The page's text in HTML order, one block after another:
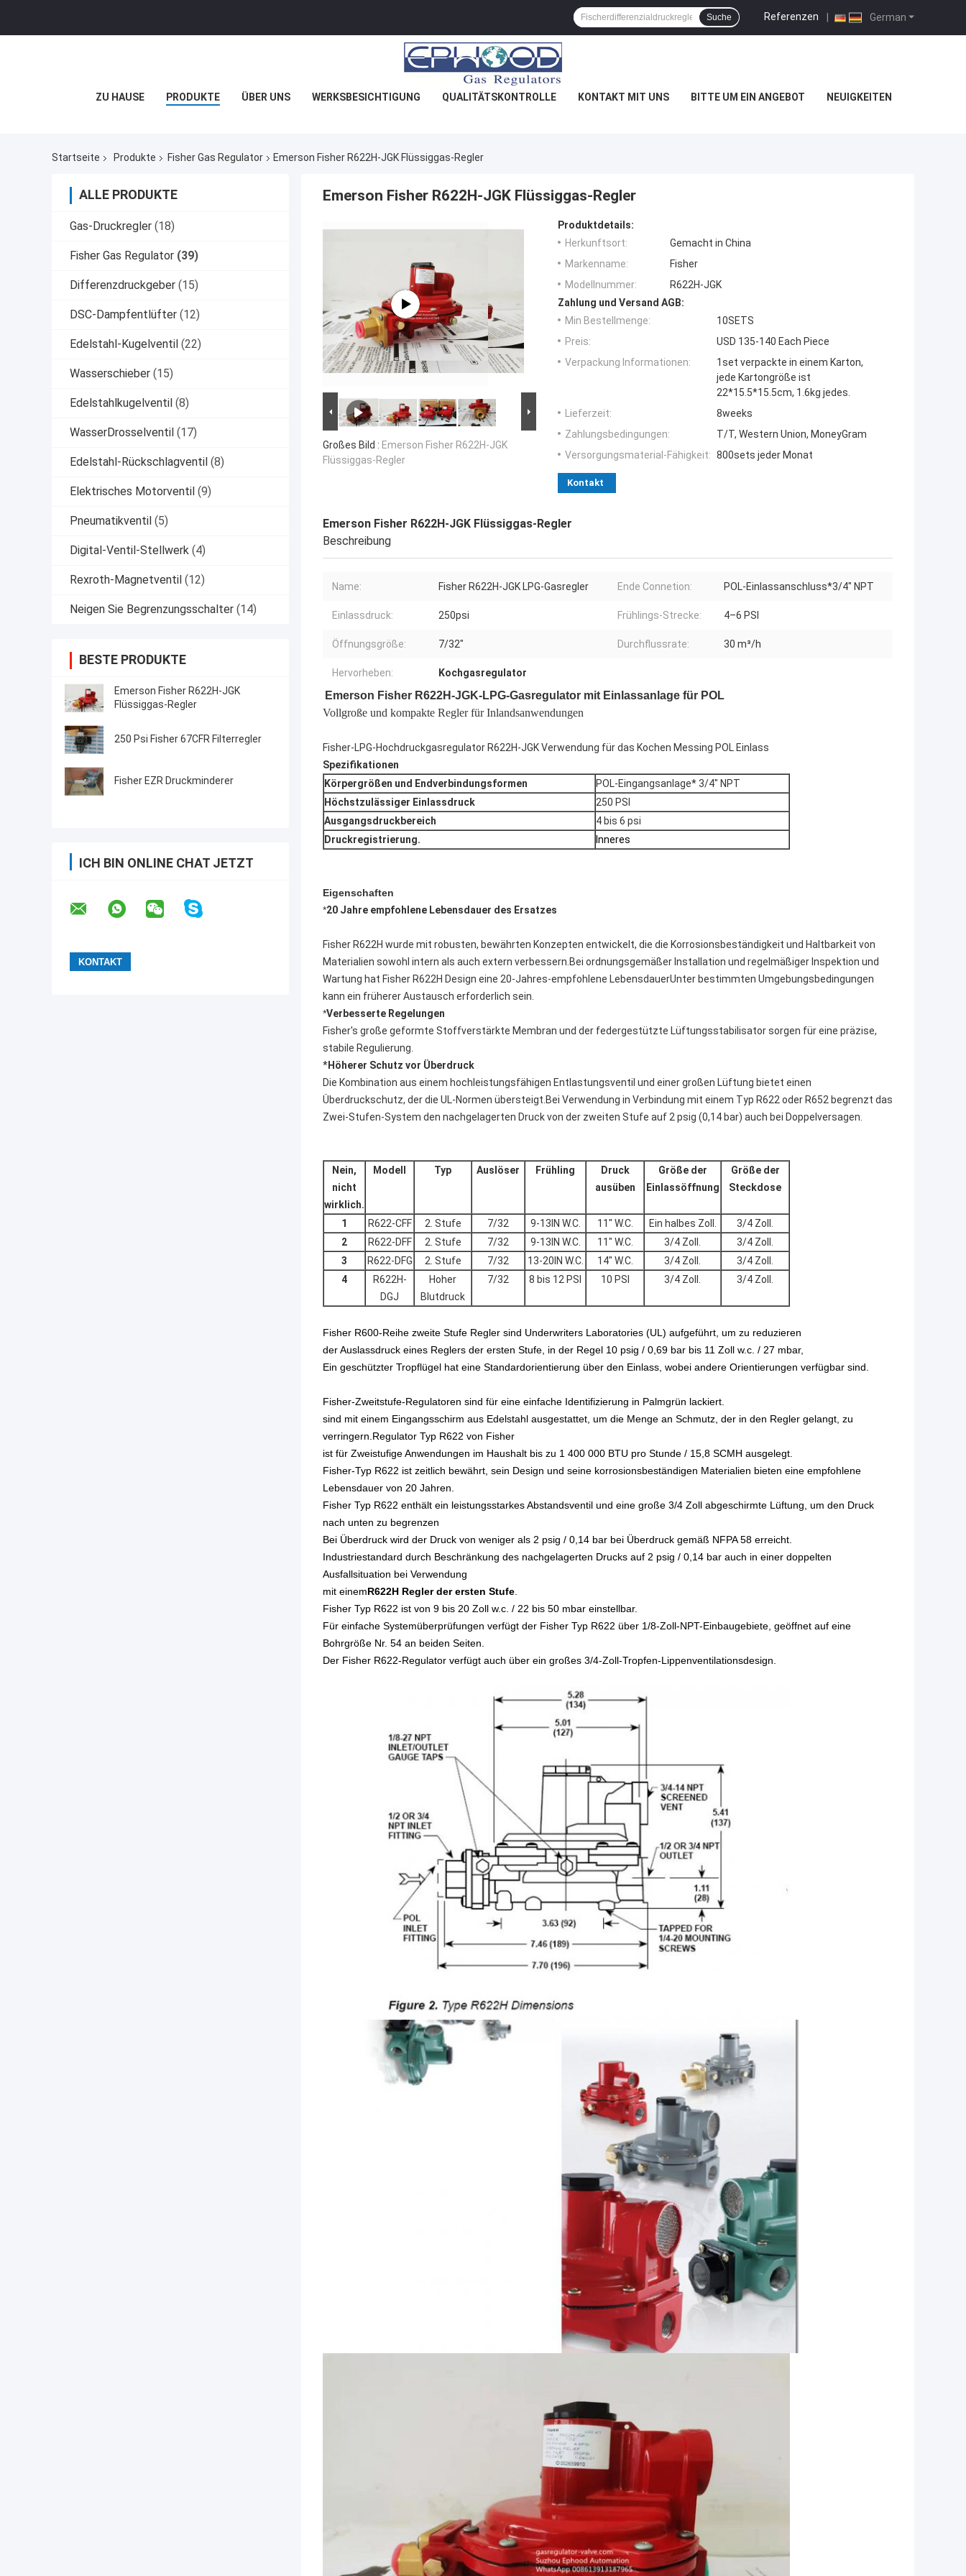
German
Referenzen |
Suche
ZU HAUSE PRODUKTE ÜBER UNS WERKSBESICHTIGUNG QUALITÄTSKONTROLLE KONTAKT MIT UNS BITTE UM EIN ANGEBOT NEUIGKEITEN
Startseite Produkte Fisher Gas Regulator Emerson Fisher R622H-JGK Flüssiggas-Regler
ALLE PRODUKTE
Gas-Druckregler (18)
Fisher Gas Regulator (39)
Differenzdruckgeber (15)
DSC-Dampfentlüfter (12)
Edelstahl-Kugelventil (22)
Wasserschieber (15)
Edelstahlkugelventil (8)
WasserDrosselventil (17)
Edelstahl-Rückschlagventil (8)
Elektrisches Motorventil (9)
Pneumatikventil (5)
Digital-Ventil-Stellwerk (4)
Rexroth-Magnetventil (12)
Neigen Sie Begrenzungsschalter (14)
BESTE PRODUKTE
Emerson Fisher R622H-JGK
Flüssiggas-Regler
250 Psi Fisher 67CFR Filterregler
Fisher EZR Druckminderer
ICH BIN ONLINE CHAT JETZT
Emerson Fisher R622H-JGK Flüssiggas-Regler
Großes Bild : Emerson Fisher R622H-JGK
Flüssiggas-Regler
Produktdetails:
Herkunftsort:
Gemacht in China
Markenname:
Fisher
Modellnummer:
R622H-JGK
Zahlung und Versand AGB:
Min Bestellmenge:
10SETS
Preis:
USD 135-140 Each Piece
Verpackung Informationen:
1set verpackte in einem Karton,
jede Kartongröße ist
22*15.5*15.5cm, 1.6kg jedes.
Lieferzeit:
8weeks
Zahlungsbedingungen:
T/T, Western Union, MoneyGram
Versorgungsmaterial-Fähigkeit: 800sets jeder Monat
Kontakt
Emerson Fisher R622H-JGK Flüssiggas-Regler
Beschreibung
Name: Fisher R622H-JGK LPG-Gasregler Ende Connetion: POL-Einlassanschluss*3/4" NPT
Einlassdruck: 250psi Frühlings-Strecke: 4–6 PSI
Öffnungsgröße: 7/32" Durchflussrate: 30 m³/h
Hervorheben: Kochgasregulator
Emerson Fisher R622H-JGK-LPG-Gasregulator mit Einlassanlage für POL
Vollgroße und kompakte Regler für Inlandsanwendungen
Fisher-LPG-Hochdruckgasregulator R622H-JGK Verwendung für das Kochen Messing POL Einlass
Spezifikationen
Körpergrößen und Endverbindungsformen
POL-Eingangsanlage* 3/4" NPT
Höchstzulässiger Einlassdruck
250 PSI
Ausgangsdruckbereich
4 bis 6 psi
Druckregistrierung.
Inneres
Eigenschaften
*20 Jahre empfohlene Lebensdauer des Ersatzes
Fisher R622H wurde mit robusten, bewährten Konzepten entwickelt, die die Korrosionsbeständigkeit und Haltbarkeit von
Materialien sowohl intern als auch extern verbessern.Bei ordnungsgemäßer Installation und regelmäßiger Inspektion und
Wartung hat Fisher R622H Design eine 20-Jahres-empfohlene LebensdauerUnter bestimmten Umgebungsbedingungen
kann ein früherer Austausch erforderlich sein.
*Verbesserte Regelungen
Fisher's große geformte Stoffverstärkte Membran und der federgestützte Lüftungsstabilisator sorgen für eine präzise,
stabile Regulierung.
*Höherer Schutz vor Überdruck
Die Kombination aus einem hochleistungsfähigen Entlastungsventil und einer großen Lüftung bietet einen
Überdruckschutz, der die UL-Normen übersteigt.Bei Verwendung in Verbindung mit einem Typ R622 oder R652 begrenzt das
Zwei-Stufen-System den nachgelagerten Druck von der zweiten Stufe auf 2 psig (0,14 bar) auch bei Doppelversagen.
Nein,
nicht
wirklich.
Modell Typ Auslöser Frühling
Druck
ausüben
Größe der
Einlassöffnung
Größe der
Steckdose
1 R622-CFF 2. Stufe 7/32 9-13IN W.C. 11" W.C. Ein halbes Zoll.
3/4 Zoll.
2
R622-DFF 2. Stufe 7/32 9-13IN W.C. 11" W.C. 3/4 Zoll.
3/4 Zoll.
3
R622-DFG 2. Stufe 7/32 13-20IN W.C. 14" W.C. 3/4 Zoll.
3/4 Zoll.
4
R622H-
DGJ
Hoher
Blutdruck
7/32 8 bis 12 PSI 10 PSI 3/4 Zoll. 3/4 Zoll.
Fisher R600-Reihe zweite Stufe Regler sind Underwriters Laboratories (UL) aufgeführt, um zu reduzieren
der Auslassdruck eines Reglers der ersten Stufe, in der Regel 10 psig / 0,69 bar bis 11 Zoll w.c. / 27 mbar,
Ein geschützter Tropflügel hat eine Standardorientierung über den Einlass, wobei andere Orientierungen verfügbar sind.
Fisher-Zweitstufe-Regulatoren sind für eine einfache Identifizierung in Palmgrün lackiert.
sind mit einem Eingangsschirm aus Edelstahl ausgestattet, um die Menge an Schmutz, der in den Regler gelangt, zu
verringern.Regulator Typ R622 von Fisher
ist für Zweistufige Anwendungen im Haushalt bis zu 1 400 000 BTU pro Stunde / 15,8 SCMH ausgelegt.
Fisher-Typ R622 ist zeitlich bewährt, sein Design und seine korrosionsbeständigen Materialien bieten eine empfohlene
Lebensdauer von 20 Jahren.
Fisher Typ R622 enthält ein leistungsstarkes Abstandsventil und eine große 3/4 Zoll abgeschirmte Lüftung, um den Druck
nach unten zu begrenzen
Bei Überdruck wird der Druck von weniger als 2 psig / 0,14 bar bei Überdruck gemäß NFPA 58 erreicht.
Industriestandard durch Beschränkung des nachgelagerten Drucks auf 2 psig / 0,14 bar auch in einer doppelten
Ausfallsituation bei Verwendung
mit einemR622H Regler der ersten Stufe.
Fisher Typ R622 ist von 9 bis 20 Zoll w.c. / 22 bis 50 mbar einstellbar.
Für einfache Systemüberprüfungen verfügt der Fisher Typ R622 über 1/8-Zoll-NPT-Einbaugebiete, geöffnet auf eine
Bohrgröße Nr. 54 an beiden Seiten.
Der Fisher R622-Regulator verfügt auch über ein großes 3/4-Zoll-Tropfen-Lippenventilationsdesign.